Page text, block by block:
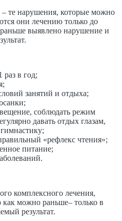
те нарушения, которые можно
они лечению только до
выявлено нарушение и
раз в год;
занятий и отдыха;
соблюдать режим
давать отдых глазам,
«рефлекс чтения»;
питание;
комплексного лечения,
как можно раньше– только в
результат.